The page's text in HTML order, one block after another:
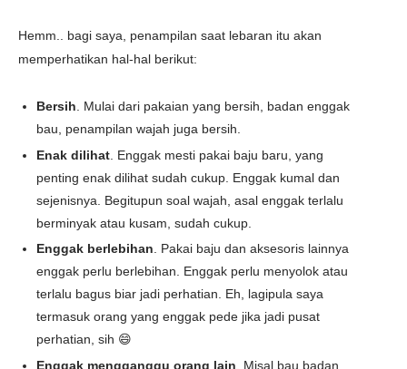
Hemm.. bagi saya, penampilan saat lebaran itu akan
memperhatikan hal-hal berikut:
Bersih . Mulai dari pakaian yang bersih, badan enggak
bau, penampilan wajah juga bersih.
Enak dilihat. Enggak mesti pakai baju baru, yang
penting enak dilihat sudah cukup. Enggak kumal dan
sejenisnya. Begitupun soal wajah, asal enggak terlalu
berminyak atau kusam, sudah cukup.
Enggak berlebihan . Pakai baju dan aksesoris lainnya
enggak perlu berlebihan. Enggak perlu menyolok atau
terlalu bagus biar jadi perhatian. Eh, lagipula saya
termasuk orang yang enggak pede jika jadi pusat
perhatian, sih 😄
Enggak mengganggu orang lain . Misal bau badan